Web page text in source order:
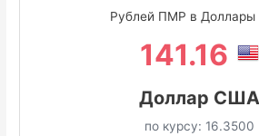
Рублей ПМР в
141.16
Доллар США
по курсу: 16.3500